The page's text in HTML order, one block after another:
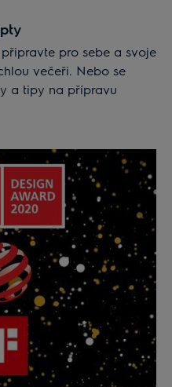
pro sebe a svoje
večeři. Nebo se
a tipy na přípravu